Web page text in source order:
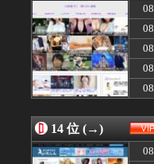
08/08 08:10
08/08 08:09
08/08 08:09
08/08 08:09
08/08 08:09
08/08 08:08
08/08 08:08
08/08 08:01
08/08 08:01
08/08 08:01
08/08 08:00
14 位 (→)